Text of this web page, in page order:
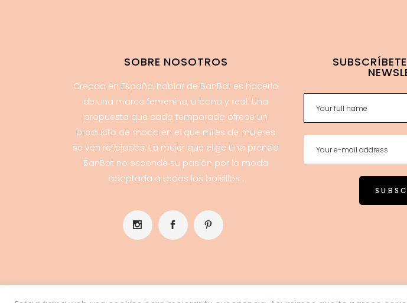
SOBRE NOSOTROS
Creada en España, hablar de BanBat es hacerlo
de una marca femenina, urbana y real. Una
propuesta que cada temporada ofrece un
producto de moda en el que miles de mujeres
se ven reflejadas. La mujer que elige una prenda
BanBat no esconde su pasión por la moda
adaptada a todos los bolsillos .